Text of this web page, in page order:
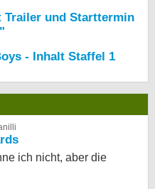
Trailer und Starttermin
- Inhalt Staffel 1
ich nicht, aber die